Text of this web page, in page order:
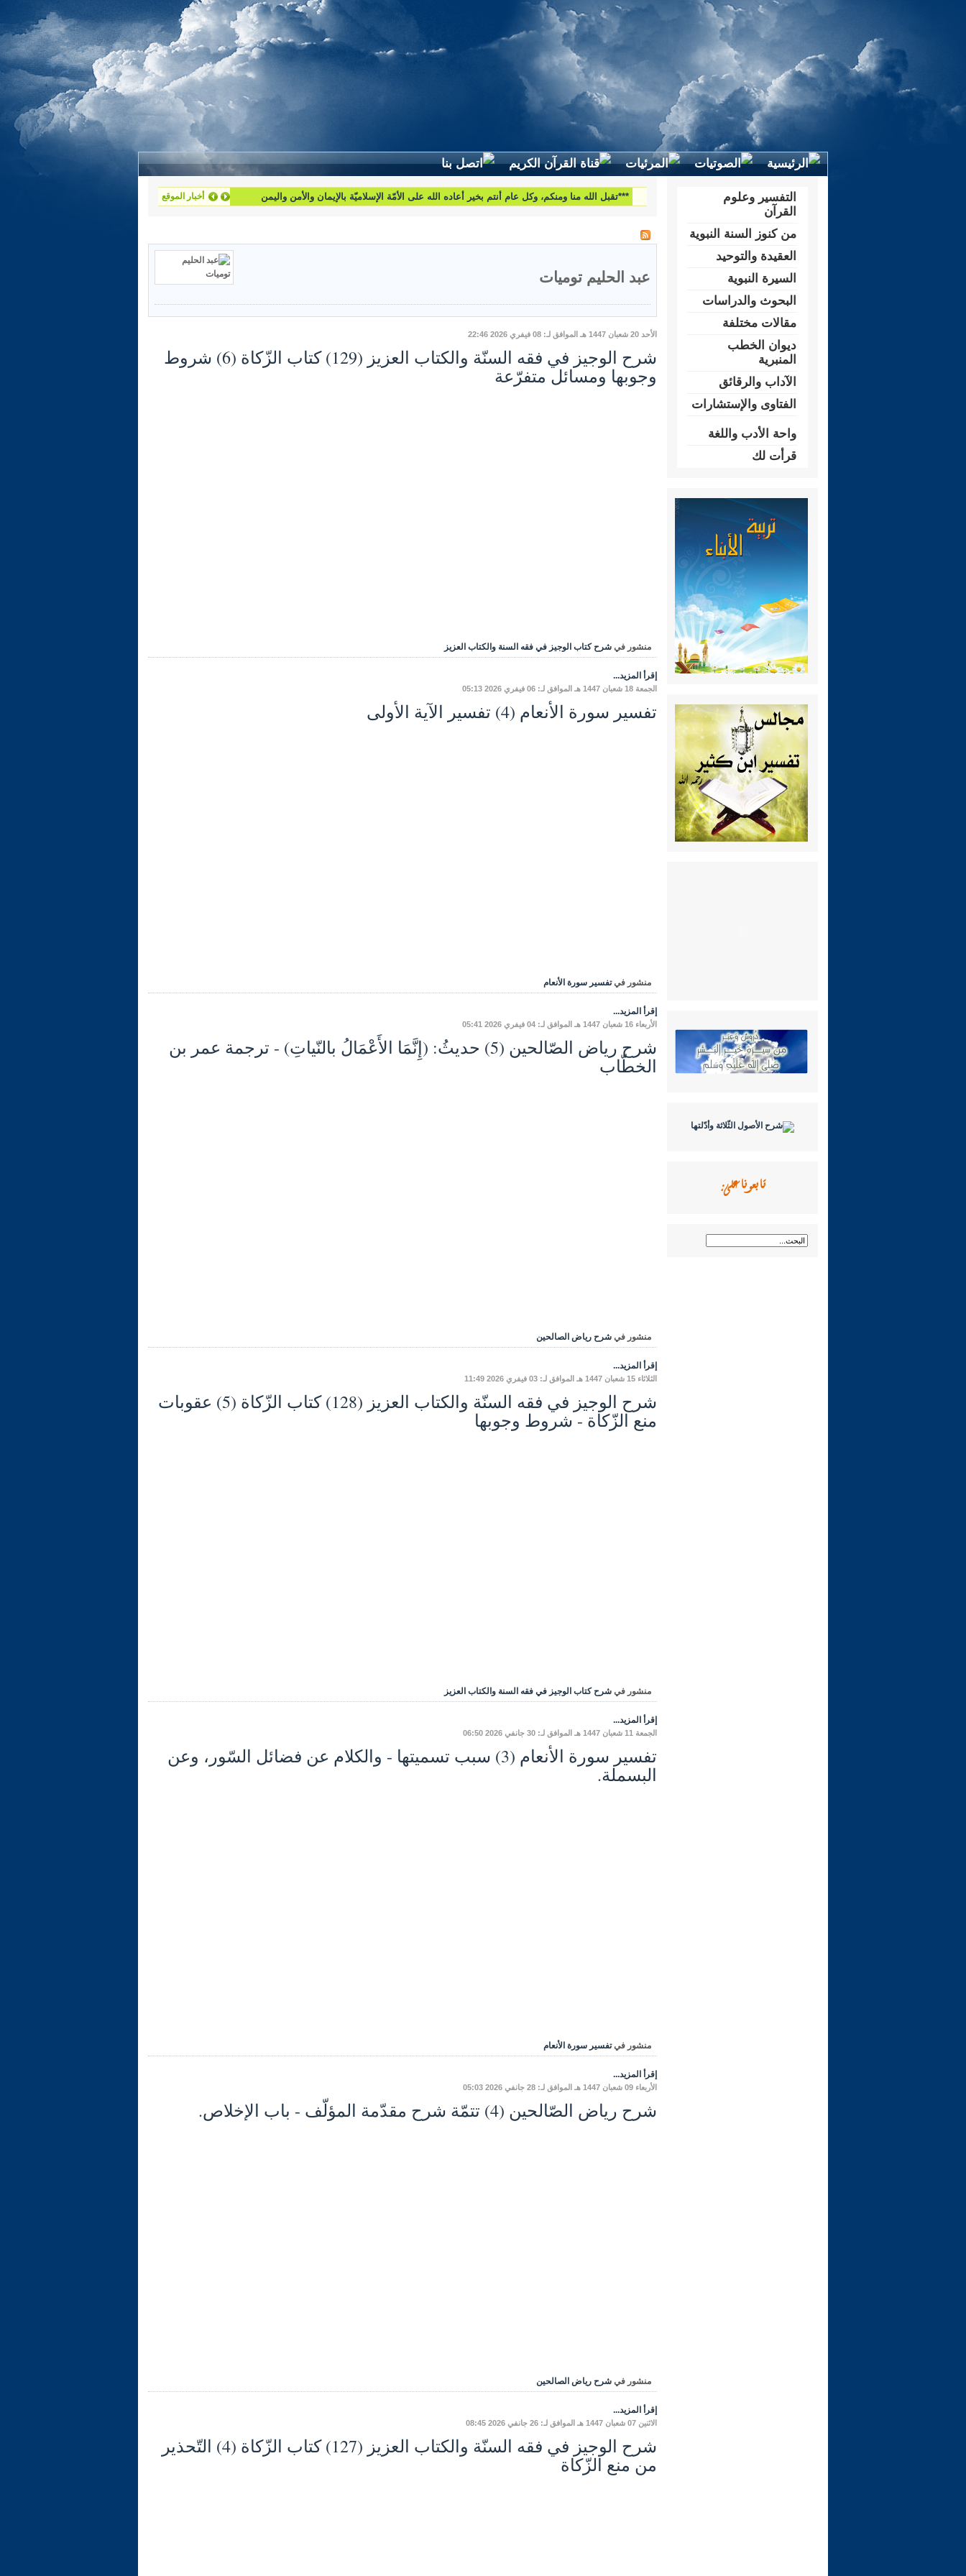
أخبار الموقع
لطرح استفساراتكم وأسئلتكم واقتراحاتكم اتّصلوا بنا على البريد التّالي:
عبد الحليم توميات
الأحد 20 شعبان 1447 هـ الموافق لـ: 08 فيفري 2026 22:46
شرح الوجيز في فقه السنّة والكتاب العزيز (129) كتاب الزّكاة (6) شروط
وجوبها ومسائل متفرّعة
منشور في شرح كتاب الوجيز في فقه السنة والكتاب العزيز
إقرأ المزيد...
الجمعة 18 شعبان 1447 هـ الموافق لـ: 06 فيفري 2026 05:13
تفسير سورة الأنعام (4) تفسير الآية الأولى
منشور في تفسير سورة الأنعام
إقرأ المزيد...
الأربعاء 16 شعبان 1447 هـ الموافق لـ: 04 فيفري 2026 05:41
شرح رياض الصّالحين (5) حديثُ: (إِنَّمَا الأَعْمَالُ بالنّياتِ) - ترجمة عمر بن
الخطّاب
منشور في شرح رياض الصالحين
إقرأ المزيد...
الثلاثاء 15 شعبان 1447 هـ الموافق لـ: 03 فيفري 2026 11:49
شرح الوجيز في فقه السنّة والكتاب العزيز (128) كتاب الزّكاة (5) عقوبات
منع الزّكاة - شروط وجوبها
منشور في شرح كتاب الوجيز في فقه السنة والكتاب العزيز
إقرأ المزيد...
الجمعة 11 شعبان 1447 هـ الموافق لـ: 30 جانفي 2026 06:50
تفسير سورة الأنعام (3) سبب تسميتها - والكلام عن فضائل السّور، وعن
البسملة.
منشور في تفسير سورة الأنعام
إقرأ المزيد...
الأربعاء 09 شعبان 1447 هـ الموافق لـ: 28 جانفي 2026 05:03
شرح رياض الصّالحين (4) تتمّة شرح مقدّمة المؤلّف - باب الإخلاص.
منشور في شرح رياض الصالحين
إقرأ المزيد...
الاثنين 07 شعبان 1447 هـ الموافق لـ: 26 جانفي 2026 08:45
شرح الوجيز في فقه السنّة والكتاب العزيز (127) كتاب الزّكاة (4) التّحذير
من منع الزّكاة
التفسير وعلوم
القرآن
من كنوز السنة النبوية
العقيدة والتوحيد
السيرة النبوية
البحوث والدراسات
مقالات مختلفة
ديوان الخطب
المنبرية
الآداب والرقائق
الفتاوى والإستشارات
واحة الأدب واللغة
قرأت لك
تابعونا على: